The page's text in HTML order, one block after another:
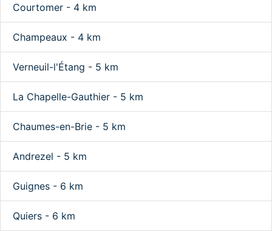
Courtomer - 4 km
Champeaux - 4 km
Verneuil-l'Étang - 5 km
La Chapelle-Gauthier - 5 km
Chaumes-en-Brie - 5 km
Andrezel - 5 km
Guignes - 6 km
Quiers - 6 km